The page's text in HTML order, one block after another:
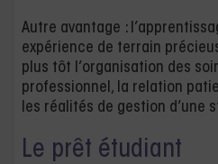
Autre avantage :
expérience de terrain
plus tôt l’organisation des
professionnel, la relation
les réalités de gestion d’une
Le prêt étudiant